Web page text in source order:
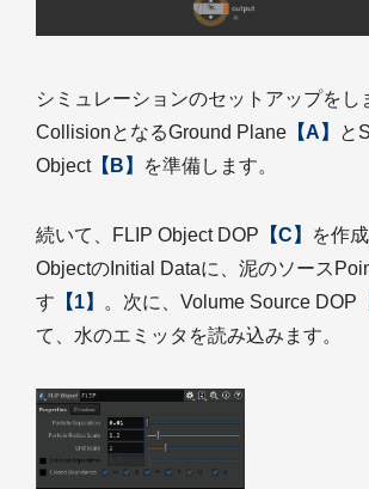
シミュレーションのセットアップをし
CollisionとなるGround Plane 【A】
と
Object【B】 を準備します。
続いて、FLIP Object DOP 【C】
を作
ObjectのInitial Dataに、泥のソース
す 【1】 。次に、Volume Source DOP
て、水のエミッタを読み込みます。